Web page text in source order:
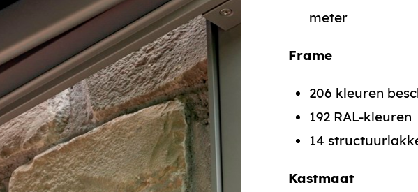
meter
Frame
206 kleuren
192 RAL-kleuren
14
Kastmaat